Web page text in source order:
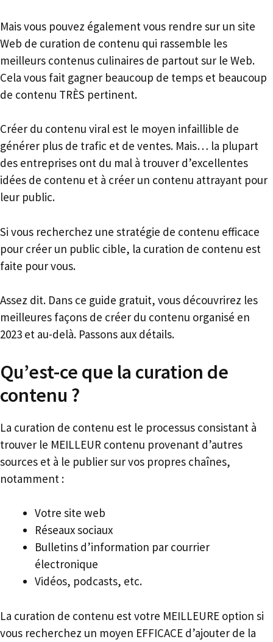
Mais vous pouvez également vous rendre sur un site
Web de curation de contenu qui rassemble les
meilleurs contenus culinaires de partout sur le Web.
Cela vous fait gagner beaucoup de temps et beaucoup
de contenu TRÈS pertinent.
Créer du contenu viral est le moyen infaillible de
générer plus de trafic et de ventes. Mais… la plupart
des entreprises ont du mal à trouver d’excellentes
idées de contenu et à créer un contenu attrayant pour
leur public.
Si vous recherchez une stratégie de contenu efficace
pour créer un public cible, la curation de contenu est
faite pour vous.
Assez dit. Dans ce guide gratuit, vous découvrirez les
meilleures façons de créer du contenu organisé en
2023 et au-delà. Passons aux détails.
Qu’est-ce que la curation de
contenu ?
La curation de contenu est le processus consistant à
trouver le MEILLEUR contenu provenant d’autres
sources et à le publier sur vos propres chaînes,
notamment :
Votre site web
Réseaux sociaux
Bulletins d’information par courrier
électronique
Vidéos, podcasts, etc.
La curation de contenu est votre MEILLEURE option si
vous recherchez un moyen EFFICACE d’ajouter de la